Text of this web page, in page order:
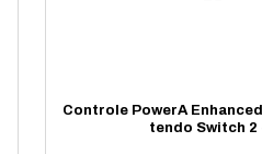
Controle PowerA
tendo Switch 2